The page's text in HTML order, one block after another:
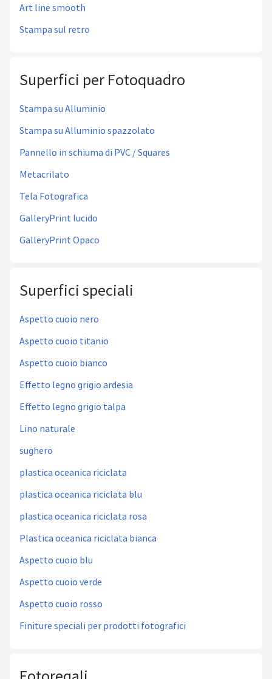
Art line smooth
Stampa sul retro
Superfici per Fotoquadro
Stampa su Alluminio
Stampa su Alluminio spazzolato
Pannello in schiuma di PVC / Squares
Metacrilato
Tela Fotografica
GalleryPrint lucido
GalleryPrint Opaco
Superfici speciali
Aspetto cuoio nero
Aspetto cuoio titanio
Aspetto cuoio bianco
Effetto legno grigio ardesia
Effetto legno grigio talpa
Lino naturale
sughero
plastica oceanica riciclata
plastica oceanica riciclata blu
plastica oceanica riciclata rosa
Plastica oceanica riciclata bianca
Aspetto cuoio blu
Aspetto cuoio verde
Aspetto cuoio rosso
Finiture speciali per prodotti fotografici